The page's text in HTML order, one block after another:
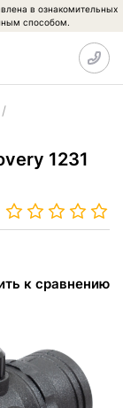
в ознакомительных
способом.
1231
к сравнению